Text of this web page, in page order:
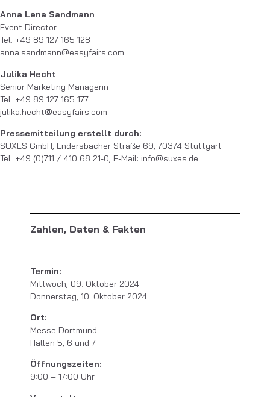
Anna Lena Sandmann
Event Director
Tel. +49 89 127 165 128
anna.sandmann@easyfairs.com
Julika Hecht
Senior Marketing Managerin
Tel. +49 89 127 165 177
julika.hecht@easyfairs.com
Pressemitteilung erstellt durch:
SUXES GmbH, Endersbacher Straße 69, 70374 Stuttgart
Tel. +49 (0)711 / 410 68 21-0, E-Mail: info@suxes.de
Zahlen, Daten & Fakten
Termin:
Mittwoch, 09. Oktober 2024
Donnerstag, 10. Oktober 2024
Ort:
Messe Dortmund
Hallen 5, 6 und 7
Öffnungszeiten:
9:00 – 17:00 Uhr